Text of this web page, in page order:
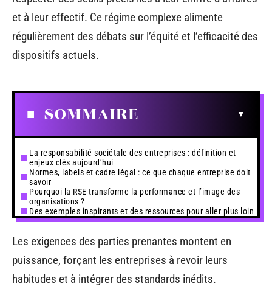
et à leur effectif. Ce régime complexe alimente
régulièrement des débats sur l’équité et l’efficacité des
dispositifs actuels.
SOMMAIRE
La responsabilité sociétale des entreprises : définition et
enjeux clés aujourd’hui
Normes, labels et cadre légal : ce que chaque entreprise doit
savoir
Pourquoi la RSE transforme la performance et l’image des
organisations ?
Des exemples inspirants et des ressources pour aller plus loin
Les exigences des parties prenantes montent en
puissance, forçant les entreprises à revoir leurs
habitudes et à intégrer des standards inédits.